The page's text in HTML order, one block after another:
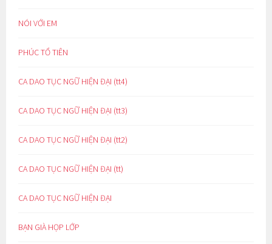
NÓI VỚI EM
PHÚC TỔ TIÊN
CA DAO TỤC NGỮ HIỆN ĐẠI (tt4)
CA DAO TỤC NGỮ HIỆN ĐẠI (tt3)
CA DAO TỤC NGỮ HIỆN ĐẠI (tt2)
CA DAO TỤC NGỮ HIỆN ĐẠI (tt)
CA DAO TỤC NGỮ HIỆN ĐẠI
BẠN GIÀ HỌP LỚP